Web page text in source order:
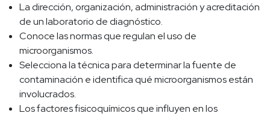
La dirección, organización, administración y acreditación
de un laboratorio de diagnóstico.
Conoce las normas que regulan el uso de
microorganismos.
Selecciona la técnica para determinar la fuente de
contaminación e identifica qué microorganismos están
involucrados.
Los factores fisicoquímicos que influyen en los